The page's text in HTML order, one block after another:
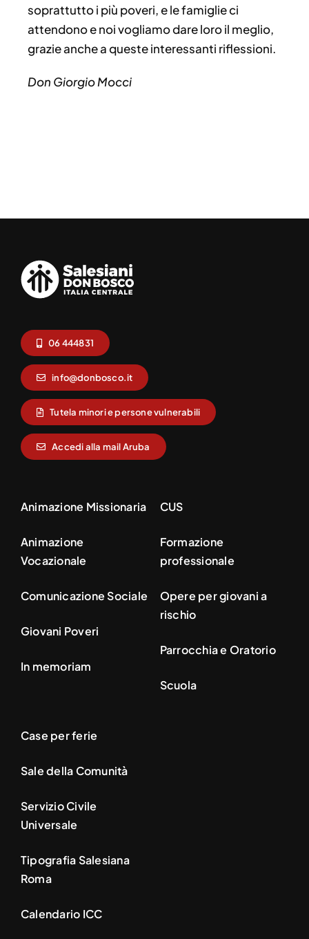
soprattutto i più poveri, e le famiglie ci
attendono e noi vogliamo dare loro il meglio,
grazie anche a queste interessanti riflessioni.
Don Giorgio Mocci
06 444831
info@donbosco.it
Tutela minori e persone vulnerabili
Accedi alla mail Aruba
Animazione Missionaria
Animazione
Vocazionale
Comunicazione Sociale
Giovani Poveri
In memoriam
CUS
Formazione
professionale
Opere per giovani a
rischio
Parrocchia e Oratorio
Scuola
Case per ferie
Sale della Comunità
Servizio Civile
Universale
Tipografia Salesiana
Roma
Calendario ICC